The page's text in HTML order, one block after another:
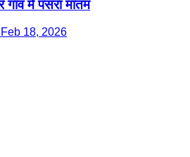
गांव में पसरा मातम
18, 2026